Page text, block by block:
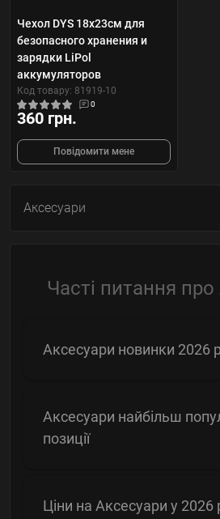
Чехол DYS 18x23см для
безопасного хранения и
зарядки LiPol
аккумуляторов
Код товару: 81919-10
0
360 грн.
Повідомити мене
Аксесуари
Часті питання
Аксесуари новинки 2026
Аксесуари найбільш
позиції
Ціни на Аксесуари у 2026